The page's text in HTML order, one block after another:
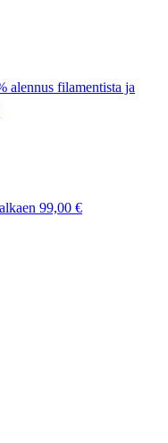
alennus filamentista ja
alkaen 99,00 €